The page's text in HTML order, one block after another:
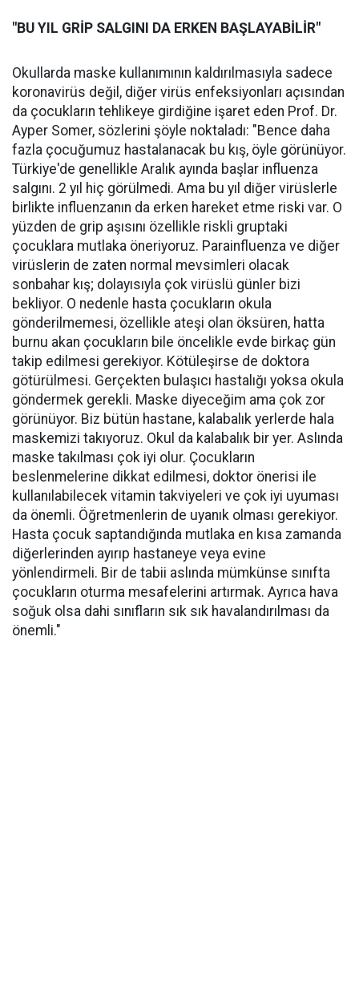
"BU YIL GRİP SALGINI DA ERKEN BAŞLAYABİLİR"
Okullarda maske kullanımının kaldırılmasıyla sadece
koronavirüs değil, diğer virüs enfeksiyonları açısından
da çocukların tehlikeye girdiğine işaret eden Prof. Dr.
Ayper Somer, sözlerini şöyle noktaladı: "Bence daha
fazla çocuğumuz hastalanacak bu kış, öyle görünüyor.
Türkiye'de genellikle Aralık ayında başlar influenza
salgını. 2 yıl hiç görülmedi. Ama bu yıl diğer virüslerle
birlikte influenzanın da erken hareket etme riski var. O
yüzden de grip aşısını özellikle riskli gruptaki
çocuklara mutlaka öneriyoruz. Parainfluenza ve diğer
virüslerin de zaten normal mevsimleri olacak
sonbahar kış; dolayısıyla çok virüslü günler bizi
bekliyor. O nedenle hasta çocukların okula
gönderilmemesi, özellikle ateşi olan öksüren, hatta
burnu akan çocukların bile öncelikle evde birkaç gün
takip edilmesi gerekiyor. Kötüleşirse de doktora
götürülmesi. Gerçekten bulaşıcı hastalığı yoksa okula
göndermek gerekli. Maske diyeceğim ama çok zor
görünüyor. Biz bütün hastane, kalabalık yerlerde hala
maskemizi takıyoruz. Okul da kalabalık bir yer. Aslında
maske takılması çok iyi olur. Çocukların
beslenmelerine dikkat edilmesi, doktor önerisi ile
kullanılabilecek vitamin takviyeleri ve çok iyi uyuması
da önemli. Öğretmenlerin de uyanık olması gerekiyor.
Hasta çocuk saptandığında mutlaka en kısa zamanda
diğerlerinden ayırıp hastaneye veya evine
yönlendirmeli. Bir de tabii aslında mümkünse sınıfta
çocukların oturma mesafelerini artırmak. Ayrıca hava
soğuk olsa dahi sınıfların sık sık havalandırılması da
önemli."